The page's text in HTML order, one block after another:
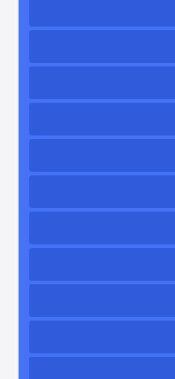
منتشر شد